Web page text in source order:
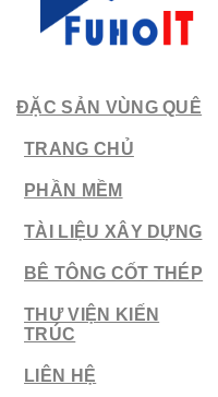
ĐẶC SẢN VÙNG QUÊ
TRANG CHỦ
PHẦN MỀM
TÀI LIỆU XÂY DỰNG
BÊ TÔNG CỐT THÉP
THƯ VIỆN KIẾN
TRÚC
LIÊN HỆ